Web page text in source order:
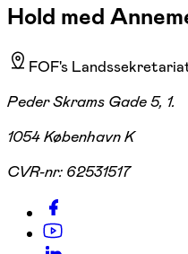
Hold med
FOF's
Peder Skrams Gade 5, 1.
1054 København K
CVR-nr: 62531517